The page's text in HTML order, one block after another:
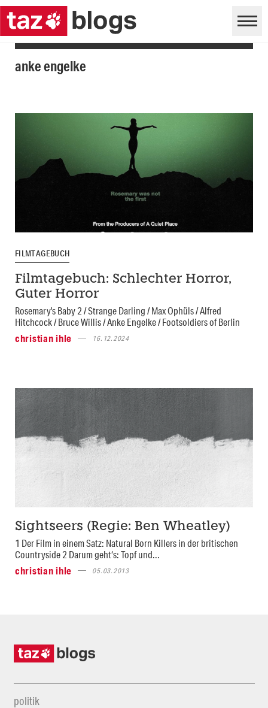
anke engelke
FILMTAGEBUCH
Filmtagebuch: Schlechter Horror,
Guter Horror
Rosemary's Baby 2 / Strange Darling / Max Ophüls / Alfred
Hitchcock / Bruce Willis / Anke Engelke / Footsoldiers of Berlin
christian ihle
16.12.2024
Sightseers (Regie: Ben Wheatley)
1 Der Film in einem Satz: Natural Born Killers in der britischen
Countryside 2 Darum geht‘s: Topf und...
christian ihle
05.03.2013
politik